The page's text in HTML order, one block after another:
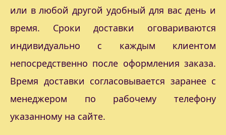
или в любой другой удобный для вас день и
время. Сроки доставки оговариваются
индивидуально с каждым клиентом
непосредственно после оформления заказа.
Время доставки согласовывается заранее с
менеджером по рабочему телефону
указанному на сайте.